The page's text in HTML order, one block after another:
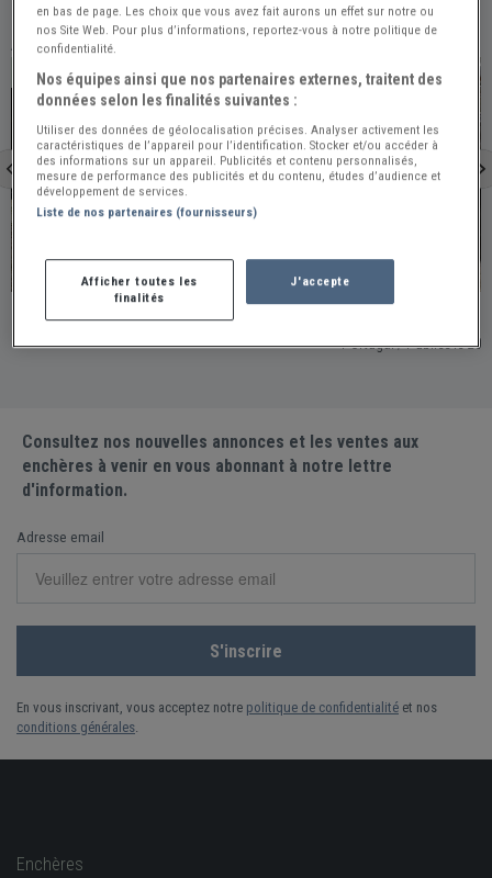
À VOIR ÉGALEMENT
PRO
Grèce
MERCEDES 170 V, SUPERBE ! - 1938
Grèce / Publiée le 2026-07-21 (Il y a 17 jours)
PRO
Portugal
MERCEDES 180 C
Portugal
Consultez nos nouvelles annonces et les ventes aux
enchères à venir en vous abonnant à notre lettre
d'information.
Adresse email
En vous inscrivant, vous acceptez notre politique de confidentialité et nos
conditions générales.
Enchères
en bas de page. Les choix que vous avez fait aurons un effet sur notre ou
nos Site Web. Pour plus d’informations, reportez-vous à notre politique de
confidentialité.
Nos équipes ainsi que nos partenaires externes, traitent des
données selon les finalités suivantes :
Utiliser des données de géolocalisation précises. Analyser activement les
caractéristiques de l’appareil pour l’identification. Stocker et/ou accéder à
des informations sur un appareil. Publicités et contenu personnalisés,
mesure de performance des publicités et du contenu, études d’audience et
développement de services.
Liste de nos partenaires (fournisseurs)
Afficher toutes les
finalités
J'accepte